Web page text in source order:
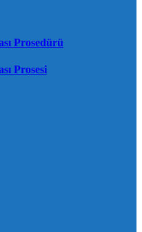
Prosedürü
Prosesi